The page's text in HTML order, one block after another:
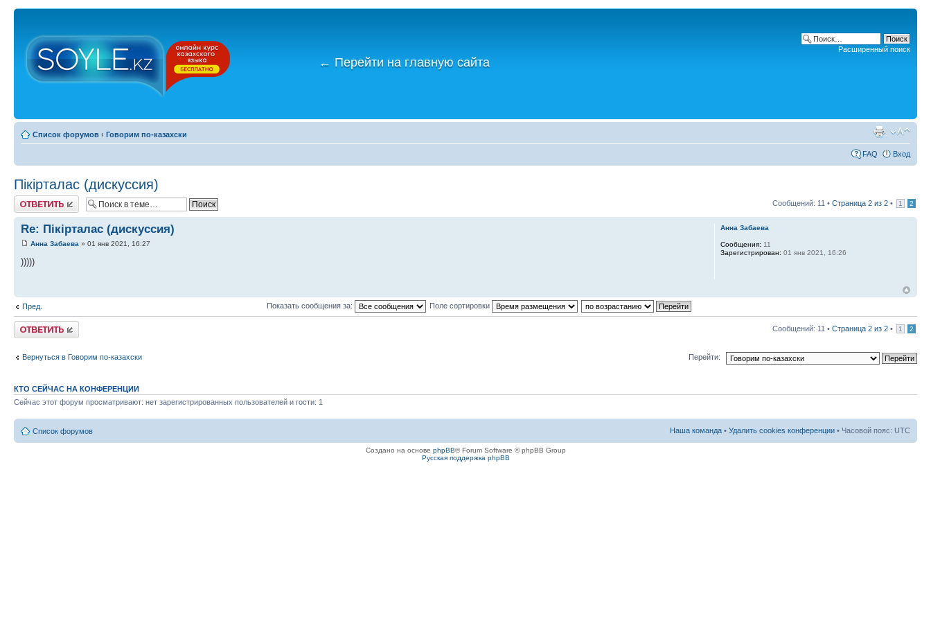
← Перейти на главную сайта
Расширенный поиск
Список форумов ‹ Говорим по-казахски
FAQ Вход
Пікірталас (дискуссия)
Ответить Сообщений: 11 • Страница 2 из 2 • 1 2
Re: Пікірталас (дискуссия)
Анна Забаева » 01 янв 2021, 16:27
)))))
Анна Забаева
Сообщения: 11
Зарегистрирован: 01 янв 2021, 16:26
Пред. Показать сообщения за: Поле сортировки
Ответить Сообщений: 11 • Страница 2 из 2 • 1 2
Вернуться в Говорим по-казахски Перейти:
КТО СЕЙЧАС НА КОНФЕРЕНЦИИ
Сейчас этот форум просматривают: нет зарегистрированных пользователей и гости: 1
Список форумов Наша команда • Удалить cookies конференции • Часовой пояс: UTC
Создано на основе phpBB® Forum Software © phpBB Group
Русская поддержка phpBB